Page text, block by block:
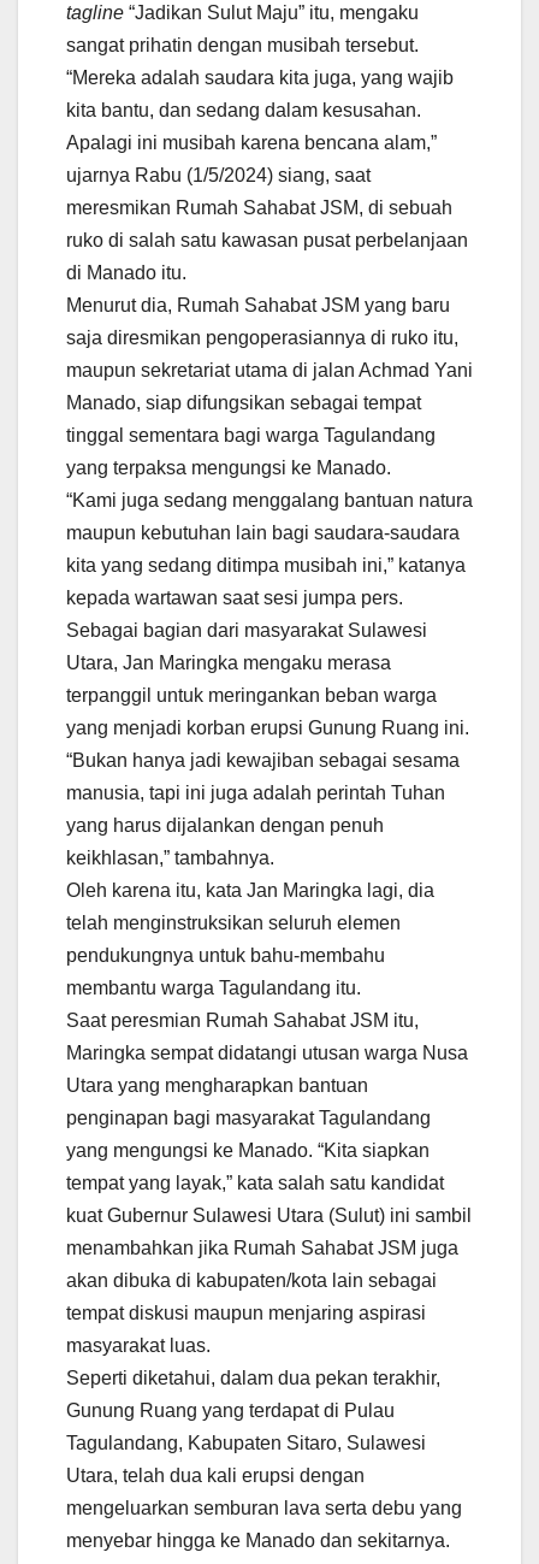
tagline “Jadikan Sulut Maju” itu, mengaku
sangat prihatin dengan musibah tersebut.
“Mereka adalah saudara kita juga, yang wajib
kita bantu, dan sedang dalam kesusahan.
Apalagi ini musibah karena bencana alam,”
ujarnya Rabu (1/5/2024) siang, saat
meresmikan Rumah Sahabat JSM, di sebuah
ruko di salah satu kawasan pusat perbelanjaan
di Manado itu.
Menurut dia, Rumah Sahabat JSM yang baru
saja diresmikan pengoperasiannya di ruko itu,
maupun sekretariat utama di jalan Achmad Yani
Manado, siap difungsikan sebagai tempat
tinggal sementara bagi warga Tagulandang
yang terpaksa mengungsi ke Manado.
“Kami juga sedang menggalang bantuan natura
maupun kebutuhan lain bagi saudara-saudara
kita yang sedang ditimpa musibah ini,” katanya
kepada wartawan saat sesi jumpa pers.
Sebagai bagian dari masyarakat Sulawesi
Utara, Jan Maringka mengaku merasa
terpanggil untuk meringankan beban warga
yang menjadi korban erupsi Gunung Ruang ini.
“Bukan hanya jadi kewajiban sebagai sesama
manusia, tapi ini juga adalah perintah Tuhan
yang harus dijalankan dengan penuh
keikhlasan,” tambahnya.
Oleh karena itu, kata Jan Maringka lagi, dia
telah menginstruksikan seluruh elemen
pendukungnya untuk bahu-membahu
membantu warga Tagulandang itu.
Saat peresmian Rumah Sahabat JSM itu,
Maringka sempat didatangi utusan warga Nusa
Utara yang mengharapkan bantuan
penginapan bagi masyarakat Tagulandang
yang mengungsi ke Manado. “Kita siapkan
tempat yang layak,” kata salah satu kandidat
kuat Gubernur Sulawesi Utara (Sulut) ini sambil
menambahkan jika Rumah Sahabat JSM juga
akan dibuka di kabupaten/kota lain sebagai
tempat diskusi maupun menjaring aspirasi
masyarakat luas.
Seperti diketahui, dalam dua pekan terakhir,
Gunung Ruang yang terdapat di Pulau
Tagulandang, Kabupaten Sitaro, Sulawesi
Utara, telah dua kali erupsi dengan
mengeluarkan semburan lava serta debu yang
menyebar hingga ke Manado dan sekitarnya.